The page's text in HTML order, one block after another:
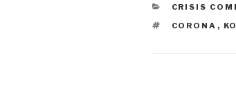
CRISIS
TAGS
CORONA ,